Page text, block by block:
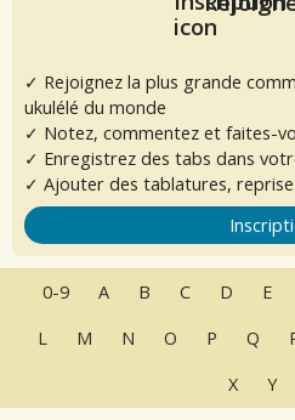
✓ Rejoignez la plus grande
ukulélé du monde
✓ Notez, commentez et faites-
✓ Enregistrez des tabs dans
✓ Ajouter des tablatures,
0-9 A B C D E
L
M N O P Q
X
Y